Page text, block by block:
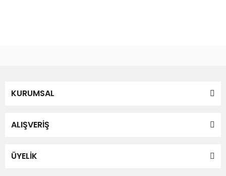
Ürün resmi kalitesiz, bozuk veya görüntülenemiyor.
Ürün bilgilerinde hatalar bulunuyor.
Bu ürüne benzer farklı alternatifler olmalı.
KURUMSAL
ALIŞVERİŞ
ÜYELİK